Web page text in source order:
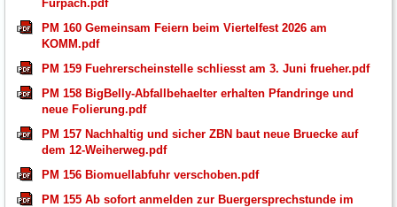
Furpach.pdf
PM 160 Gemeinsam Feiern beim Viertelfest 2026 am
KOMM.pdf
PM 159 Fuehrerscheinstelle schliesst am 3. Juni frueher.pdf
PM 158 BigBelly-Abfallbehaelter erhalten Pfandringe und
neue Folierung.pdf
PM 157 Nachhaltig und sicher ZBN baut neue Bruecke auf
dem 12-Weiherweg.pdf
PM 156 Biomuellabfuhr verschoben.pdf
PM 155 Ab sofort anmelden zur Buergersprechstunde im